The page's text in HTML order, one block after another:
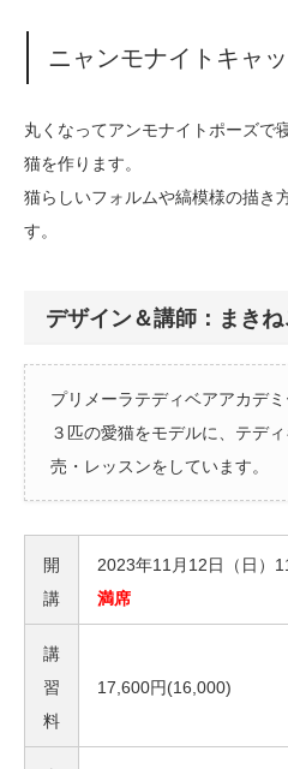
ニャンモナイトキャ
丸くなってアンモナイトポーズで
猫を作ります。
猫らしいフォルムや縞模様の描き
す。
デザイン＆講師：まき
プリメーラテディベアアカデミ
３匹の愛猫をモデルに、テデ
売・レッスンをしています。
開
講
2023年11月12日（日）
満席
講
習
料
17,600円(16,000)